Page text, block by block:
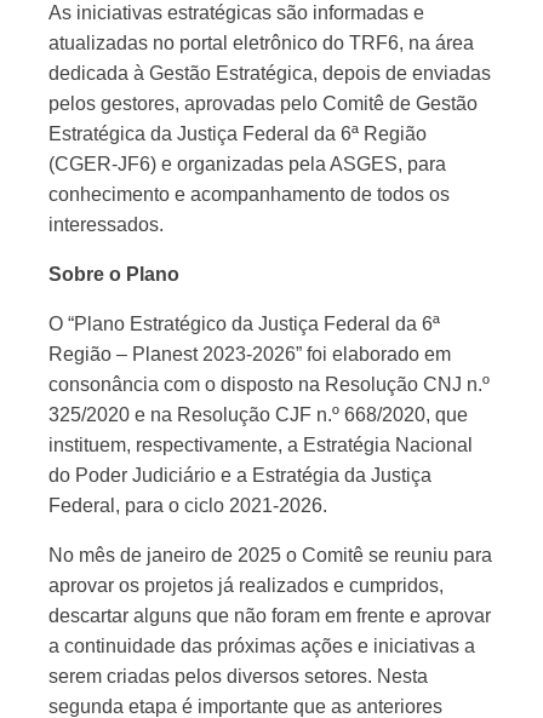
As iniciativas estratégicas são informadas e
atualizadas no portal eletrônico do TRF6, na área
dedicada à Gestão Estratégica, depois de enviadas
pelos gestores, aprovadas pelo Comitê de Gestão
Estratégica da Justiça Federal da 6ª Região
(CGER-JF6) e organizadas pela ASGES, para
conhecimento e acompanhamento de todos os
interessados.
Sobre o Plano
O “Plano Estratégico da Justiça Federal da 6ª
Região – Planest 2023-2026” foi elaborado em
consonância com o disposto na Resolução CNJ n.º
325/2020 e na Resolução CJF n.º 668/2020, que
instituem, respectivamente, a Estratégia Nacional
do Poder Judiciário e a Estratégia da Justiça
Federal, para o ciclo 2021-2026.
No mês de janeiro de 2025 o Comitê se reuniu para
aprovar os projetos já realizados e cumpridos,
descartar alguns que não foram em frente e aprovar
a continuidade das próximas ações e iniciativas a
serem criadas pelos diversos setores. Nesta
segunda etapa é importante que as anteriores